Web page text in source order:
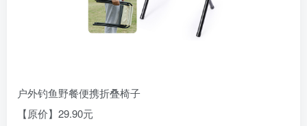
户外钓鱼野餐便携折叠椅子
【原价】29.90元